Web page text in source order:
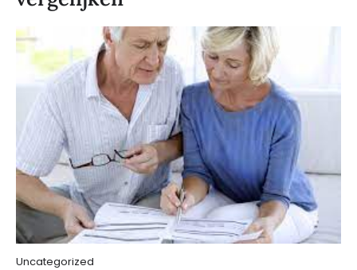
Uncategorized